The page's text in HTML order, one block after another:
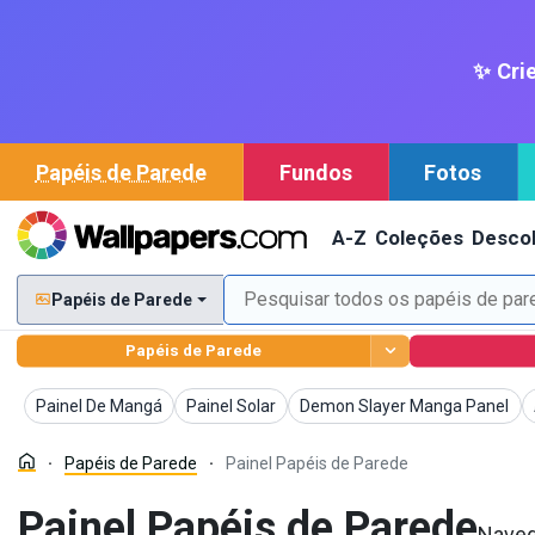
✨
Papéis de Parede Fundos Fotos
A-Z Coleções
Papéis de Parede
Papéis de Parede
Painel De Mangá
Papéis de Parede Painel Solar
Papéis de ParedeDemon Slayer Manga Panel
Papéis de Parede
Papéis de Parede Painel Papéis de Parede